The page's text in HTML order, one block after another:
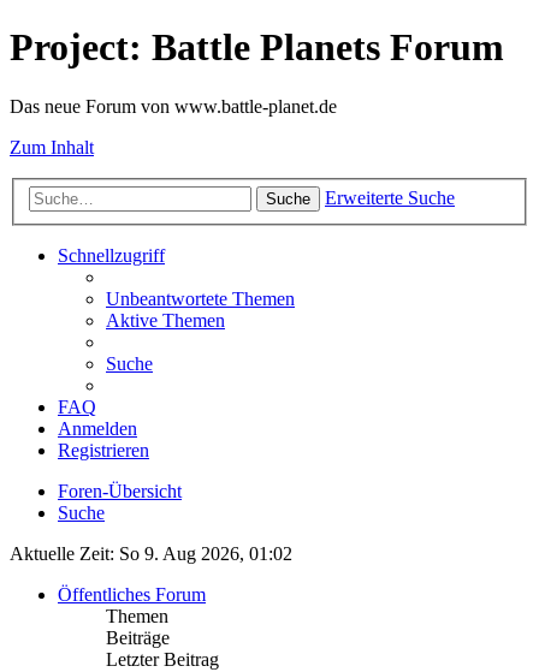
Project: Battle Planets Forum
Das neue Forum von www.battle-planet.de
Zum Inhalt
Suche Erweiterte Suche
Schnellzugriff
Unbeantwortete Themen
Aktive Themen
Suche
FAQ
Anmelden
Registrieren
Foren-Übersicht
Suche
Aktuelle Zeit: So 9. Aug 2026, 01:02
Öffentliches Forum
Themen
Beiträge
Letzter Beitrag